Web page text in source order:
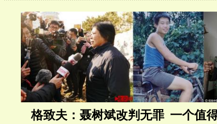
格致夫：聂树斌改判无罪 一个值